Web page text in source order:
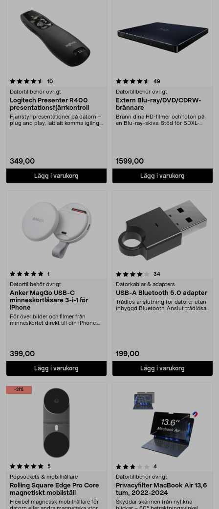
10recensioner
Datortillbehör övrigt
Logitech Presenter R400
presentationsfjärrkontroll
Fjärrstyr presentationer på datorn –
plug and play, lätt att komma igång.
349,00
Lägg i varukorg
4.5 av 5 stjärnor 49
Datortillbehör övrigt
Extern Blu-ray/DVD/CDRW-
brännare
Bränn dina HD-filmer och foton på
en Blu-ray-skiva. Stöd för BDXL-
1599,00
Lägg i varukorg
1
Datortillbehör övrigt
Anker MagGo USB-C
minneskortläsare 3-i-1 för
iPhone
För över bilder och filmer från
minneskortet direkt till din iPhone.
399,00
Lägg i varukorg
4.0 av 5 stjärnor 34recensioner
Datorkablar & adapters
USB-A Bluetooth 5.0 adapter
Trådlös anslutning för datorer utan
inbyggd Bluetooth. Anslut trådlösa
199,00
Lägg i varukorg
-31%
5
Popsockets & mobilhållare
Rolling Square Edge Pro Core
magnetiskt mobilställ
Flexibel magnetisk mobilhållare för
3.5 av 5 stjärnor 4recensioner
Datortillbehör övrigt
Privacyfilter MacBook Air 13,6
tum, 2022-2024
Skyddar skärmen från nyfikna